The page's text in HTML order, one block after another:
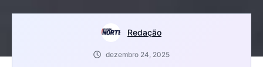
Redação
dezembro 24, 2025